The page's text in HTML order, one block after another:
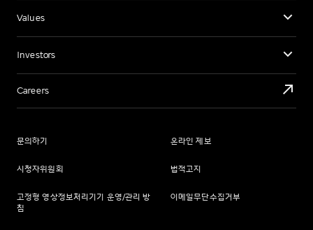
Values
Investors
Careers
문의하기 온라인 제보
시청자위원회 법적고지
고정형 영상정보처리기기 운영/관리 방
침
이메일무단수집거부